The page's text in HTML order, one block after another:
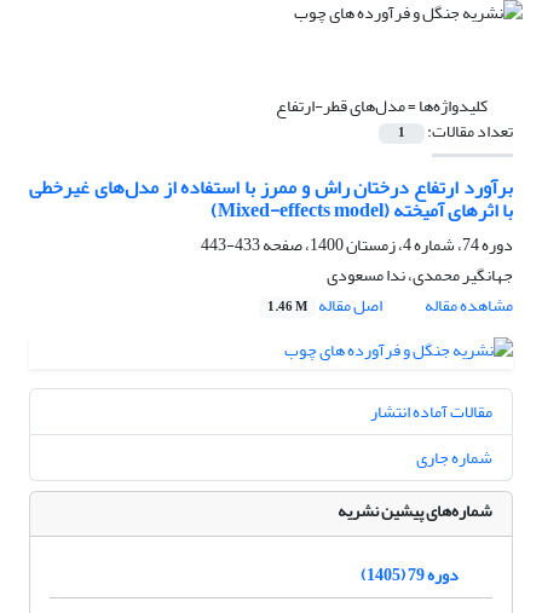
کلیدواژه‌ها =مدل‌های قطر-ارتفاع
تعداد مقالات: 1
برآورد ارتفاع درختان راش و ممرز با استفاده از مدل‌های غیرخطی
با اثرهای آمیخته (Mixed-effects model)
دوره 74، شماره 4، زمستان 1400، صفحه
433-443
جهانگیر محمدی، ندا مسعودی
مشاهده مقاله
اصل مقاله 1.46 M
مقالات آماده انتشار
شماره جاری
شماره‌های پیشین نشریه
دوره 79 (1405)